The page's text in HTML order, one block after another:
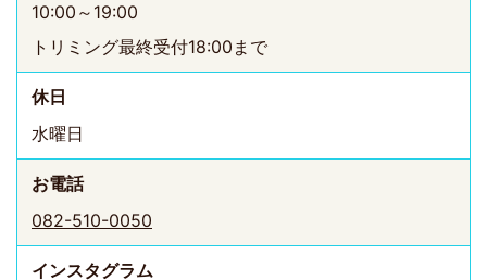
10:00～19:00
トリミング最終受付18:00まで
休日
水曜日
お電話
082-510-0050
インスタグラム